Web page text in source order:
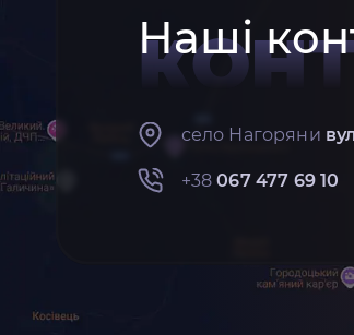
Наші
село Нагоряни
+38067 477 69 10